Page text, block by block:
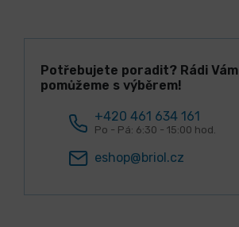
Potřebujete poradit? Rádi Vám
pomůžeme s výběrem!
+420 461 634 161
Po - Pá: 6:30 - 15:00 hod.
eshop@briol.cz